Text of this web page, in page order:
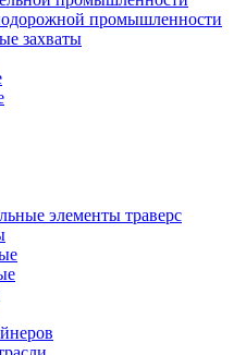
промышленности
захваты
элементы траверс